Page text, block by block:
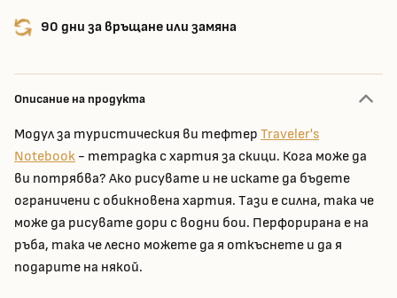
90 дни за връщане или замяна
Описание на продукта
Модул за туристическия ви тефтер Traveler's
Notebook - тетрадка с хартия за скици. Кога може да
ви потрябва? Ако рисувате и не искате да бъдете
ограничени с обикновена хартия. Тaзи е силна, така че
може да рисувате дори с водни бои. Перфорирана е на
ръба, така че лесно можете да я откъснете и да я
подарите на някой.